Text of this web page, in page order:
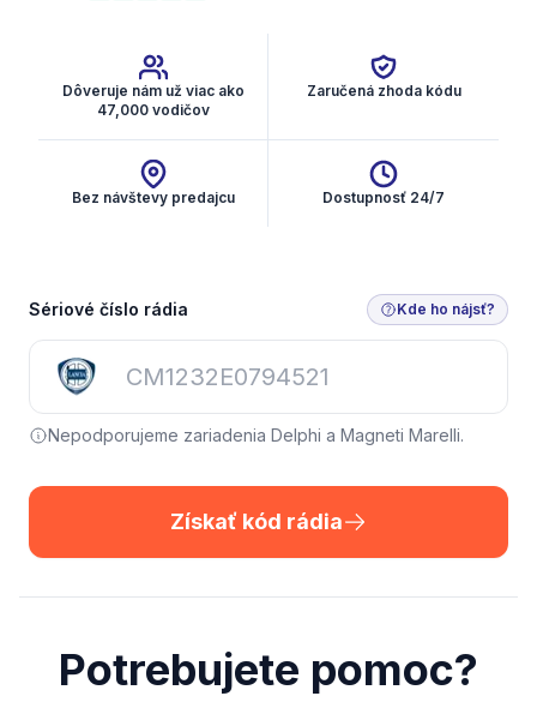
Dôveruje nám už viac ako
47,000 vodičov
Zaručená zhoda kódu
Bez návštevy predajcu Dostupnosť 24/7
Sériové číslo rádia Kde ho nájsť?
Nepodporujeme zariadenia Delphi a Magneti Marelli.
Získať kód rádia
Potrebujete pomoc?